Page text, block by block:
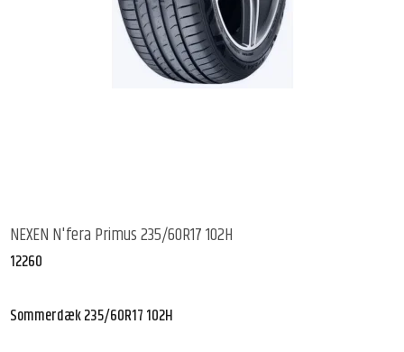
NEXEN N'fera Primus 235/60R17 102H
12260
Sommerdæk 235/60R17 102H